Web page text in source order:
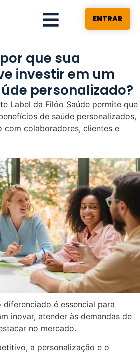
ENTRAR
que sua
investir em um
personalizado?
Label da Filóo Saúde permite que
de saúde personalizados,
com colaboradores, clientes e
é essencial para
inovar, atender às demandas de
no mercado.
a personalização e o